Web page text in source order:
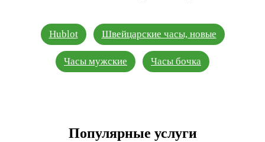
Hublot Швейцарские часы, новые
Часы мужские Часы бочка
Популярные услуги